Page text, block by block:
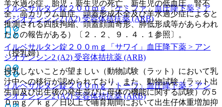
イルベサルタン錠２００ｍｇ「ケミファ」血圧降下薬 > ア
ンジオテンシン2 (A2) 受容体拮抗薬 (ARB)
イルベサルタン錠２００ｍｇ「サワイ」
血圧降下薬 > アン
ジオテンシン2 (A2) 受容体拮抗薬 (ARB)
イルベサルタン錠２００ｍｇ「トーワ」 血圧降下薬 > アン
ジオテンシン2 (A2) 受容体拮抗薬 (ARB)
羊水過少症、胎児・新生児の死亡、新生児の低血圧、腎不
全、高カリウム血症、頭蓋形成不全及び羊水過少症によると
推測される四肢拘縮、頭蓋顔面奇形、肺低形成等があらわれ
たとの報告がある）〔２．２、９．４．１参照〕。
（授乳婦）
授乳しないことが望ましい（動物試験（ラット）において乳
汁中への移行が認められており、また、動物試験（ラット出
生前及び出生後の発生並びに母体の機能に関する試験）の５
０ｍｇ／ｋｇ／日以上で哺育期間において出生仔体重増加抑